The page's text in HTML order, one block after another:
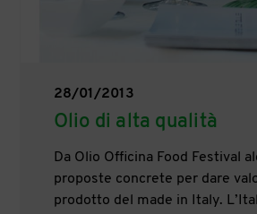
28/01/2013
Olio di alta qualità
Da Olio Officina Food Festival
proposte concrete per dare
prodotto del made in Italy.